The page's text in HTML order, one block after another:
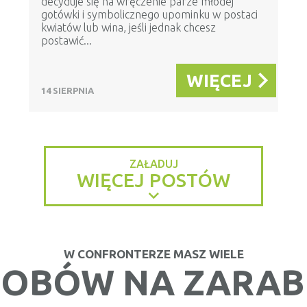
gotówki i symbolicznego upominku w postaci
kwiatów lub wina, jeśli jednak chcesz
postawić...
14 SIERPNIA WIĘCEJ
ZAŁADUJ
WIĘCEJ POSTÓW
W CONFRONTERZE MASZ WIELE
NA